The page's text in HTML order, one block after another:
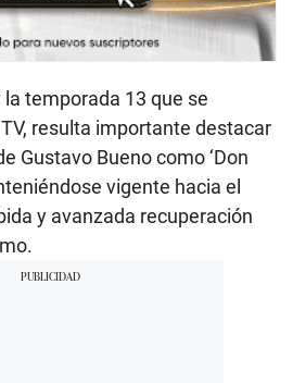
la temporada 13 que se
resulta importante destacar
Gustavo Bueno como ‘Don
vigente hacia el
y avanzada recuperación